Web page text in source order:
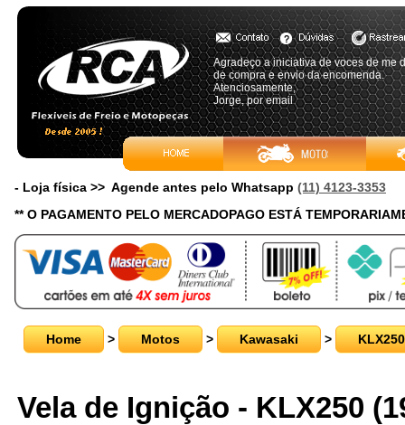
Agradeço a iniciativa de voces de me
de compra e envio da encomenda.
Atenciosamente,
Jorge, por email
- Loja física >> Agende antes pelo Whatsapp (11) 4123-3353
** O PAGAMENTO PELO MERCADOPAGO ESTÁ
Home > Motos > Kawasaki > KLX250
Vela de Ignição - KLX250